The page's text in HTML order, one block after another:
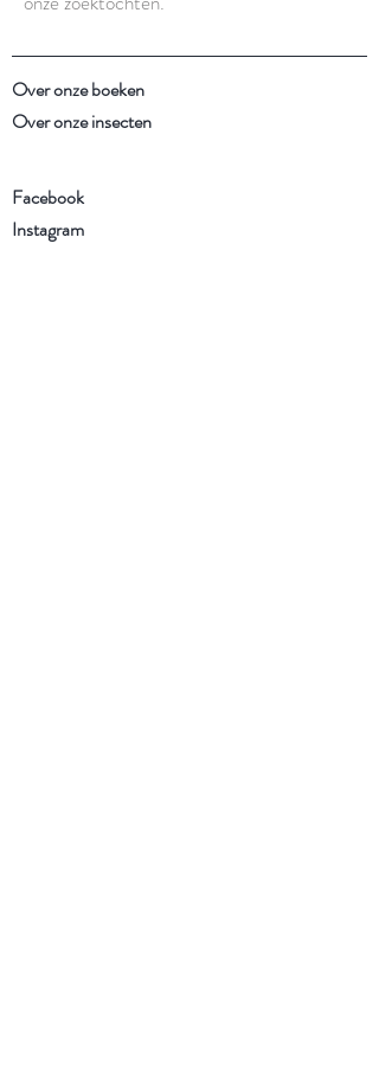
Over onze boeken
Over onze insecten
Facebook
Instagram